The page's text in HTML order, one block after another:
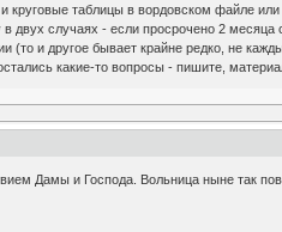
таблицы в вордовском файле
двух случаях - если просрочено 2
и другое бывает крайне редко, не
какие-то вопросы - пишите,
Дамы и Господа. Вольница ныне так